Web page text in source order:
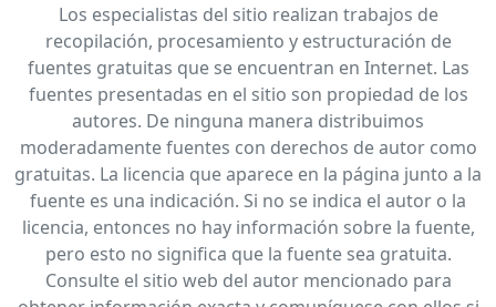
Los especialistas del sitio realizan trabajos de
recopilación, procesamiento y estructuración de
fuentes gratuitas que se encuentran en Internet. Las
fuentes presentadas en el sitio son propiedad de los
autores. De ninguna manera distribuimos
moderadamente fuentes con derechos de autor como
gratuitas. La licencia que aparece en la página junto a la
fuente es una indicación. Si no se indica el autor o la
licencia, entonces no hay información sobre la fuente,
pero esto no significa que la fuente sea gratuita.
Consulte el sitio web del autor mencionado para